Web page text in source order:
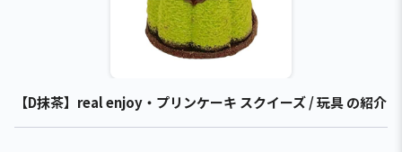
【D抹茶】real enjoy・プリンケーキ スクイーズ / 玩具 の紹介